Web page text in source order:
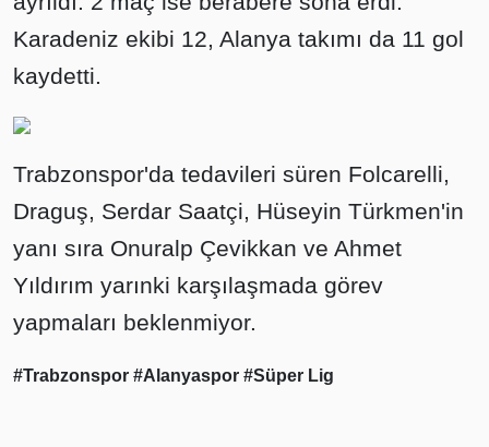
Karadeniz ekibi 12, Alanya takımı da 11 gol
kaydetti.
Trabzonspor'da tedavileri süren Folcarelli,
Draguş, Serdar Saatçi, Hüseyin Türkmen'in
yanı sıra Onuralp Çevikkan ve Ahmet
Yıldırım yarınki karşılaşmada görev
yapmaları beklenmiyor.
#Trabzonspor #Alanyaspor #Süper Lig